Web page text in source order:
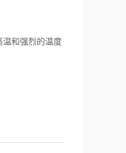
和强烈的温度